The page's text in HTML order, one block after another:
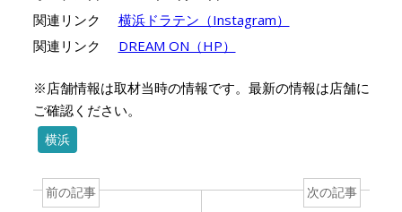
関連リンク
横浜ドラテン（Instagram）
関連リンク
DREAM ON（HP）
※店舗情報は取材当時の情報です。最新の情報は店舗に
ご確認ください。
横浜
前の記事 次の記事